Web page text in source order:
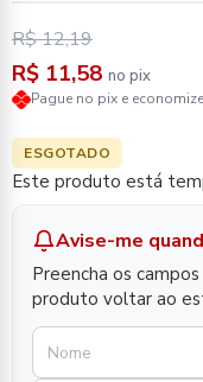
R$ 12,19
R$ 11,58 no pix
Pague no pix e
ESGOTADO
Este produto está
Avise-me
Preencha os
produto voltar ao